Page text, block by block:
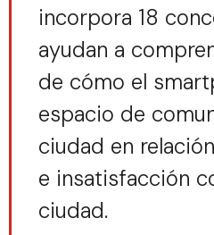
incorpora 18
ayudan a
de cómo el
espacio de
ciudad en
e insatisfacción
ciudad.